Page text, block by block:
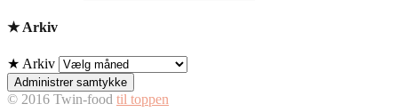
★ Arkiv
★ Arkiv
Administrer samtykke
© 2016 Twin-food til toppen